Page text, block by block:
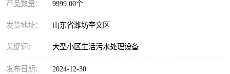
产品数量： 9999.00个
发货地址： 山东省潍坊奎文区
关键词： 大型小区生活污水处理设备
发布日期： 2024-12-30